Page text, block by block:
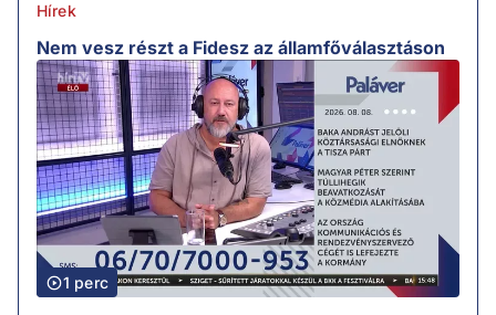
Hírek
Nem vesz részt a Fidesz az államfőválasztáson
1 perc